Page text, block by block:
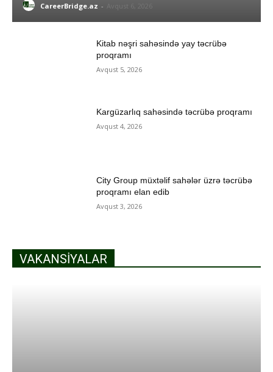
CareerBridge.az - Avqust 6, 2026
Kitab nəşri sahəsində yay təcrübə
proqramı
Avqust 5, 2026
Kargüzarlıq sahəsində təcrübə proqramı
Avqust 4, 2026
City Group müxtəlif sahələr üzrə təcrübə
proqramı elan edib
Avqust 3, 2026
VAKANSIYALAR